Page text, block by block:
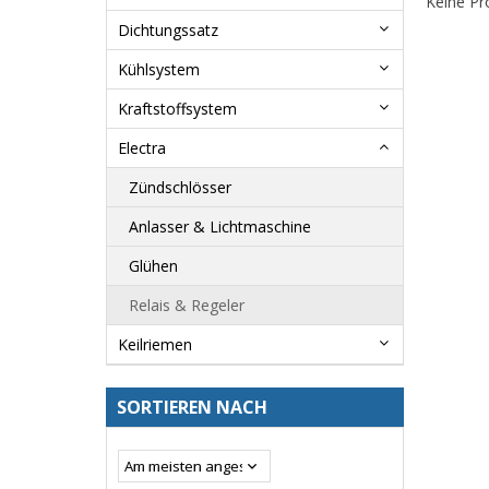
Dichtungssatz
Kühlsystem
Kraftstoffsystem
Electra
Zündschlösser
Anlasser & Lichtmaschine
Glühen
Relais & Regeler
Keilriemen
SORTIEREN NACH